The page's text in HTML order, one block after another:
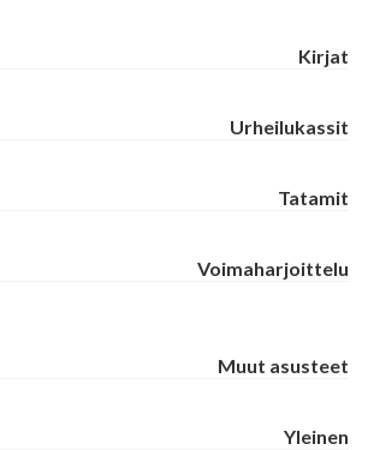
Kirjat
Urheilukassit
Tatamit
Voimaharjoittelu
Muut asusteet
Yleinen